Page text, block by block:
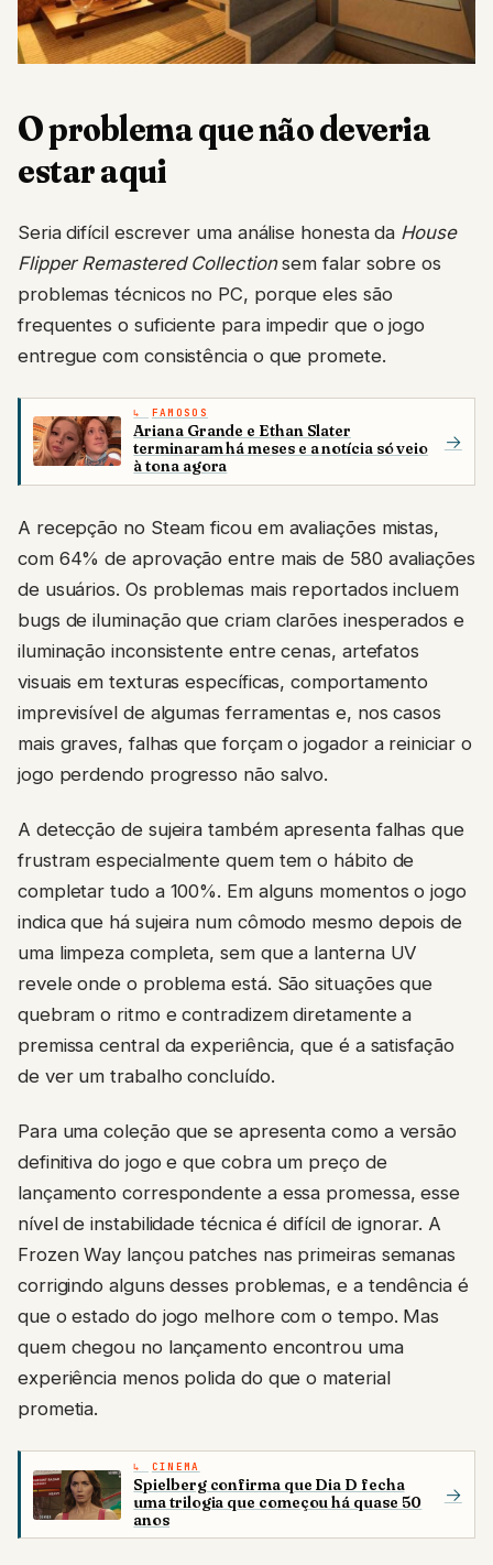
O problema que não deveria
estar aqui
Seria difícil escrever uma análise honesta da House
Flipper Remastered Collectionsem falar sobre os
problemas técnicos no PC, porque eles são
frequentes o suficiente para impedir que o jogo
entregue com consistência o que promete.
FAMOSOS
Ariana Grande e Ethan Slater
terminaram há meses e a notícia só veio
à tona agora
→
A recepção no Steam ficou em avaliações mistas,
com 64% de aprovação entre mais de 580 avaliações
de usuários. Os problemas mais reportados incluem
bugs de iluminação que criam clarões inesperados e
iluminação inconsistente entre cenas, artefatos
visuais em texturas específicas, comportamento
imprevisível de algumas ferramentas e, nos casos
mais graves, falhas que forçam o jogador a reiniciar o
jogo perdendo progresso não salvo.
A detecção de sujeira também apresenta falhas que
frustram especialmente quem tem o hábito de
completar tudo a 100%. Em alguns momentos o jogo
indica que há sujeira num cômodo mesmo depois de
uma limpeza completa, sem que a lanterna UV
revele onde o problema está. São situações que
quebram o ritmo e contradizem diretamente a
premissa central da experiência, que é a satisfação
de ver um trabalho concluído.
Para uma coleção que se apresenta como a versão
definitiva do jogo e que cobra um preço de
lançamento correspondente a essa promessa, esse
nível de instabilidade técnica é difícil de ignorar. A
Frozen Way lançou patches nas primeiras semanas
corrigindo alguns desses problemas, e a tendência é
que o estado do jogo melhore com o tempo. Mas
quem chegou no lançamento encontrou uma
experiência menos polida do que o material
prometia.
CINEMA
Spielberg confirma que Dia D fecha
uma trilogia que começou há quase 50
anos
→